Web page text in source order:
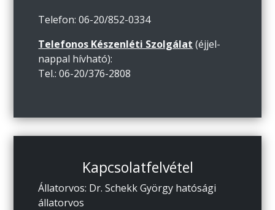
Telefon: 06-20/852-0334
Telefonos Készenléti Szolgálat (éjjel-
nappal hívható):
Tel.: 06-20/376-2808
Kapcsolatfelvétel
Állatorvos: Dr. Schekk György hatósági
állatorvos